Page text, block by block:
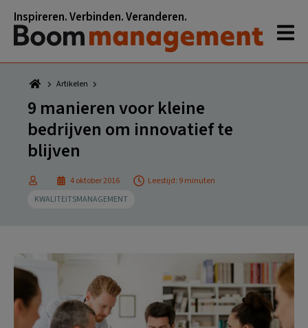
naar
hoofdnavigatie
naar
hoofd
inhoud
naar
eerste
sidebar
naar
voettekst
Inspireren. Verbinden. Veranderen.
Artikelen
9 manieren voor kleine
bedrijven om innovatief te
blijven
4 oktober 2016
Leestijd: 9 minuten
KWALITEITSMANAGEMENT